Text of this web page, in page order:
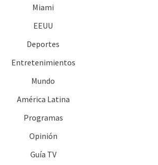
Miami
EEUU
Deportes
Entretenimientos
Mundo
América Latina
Programas
Opinión
Guía TV